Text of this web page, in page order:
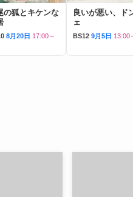
の狐とキケンな
8月20日 17:00～
良いが悪い、ド
ェ
BS12 9月5日 13:00